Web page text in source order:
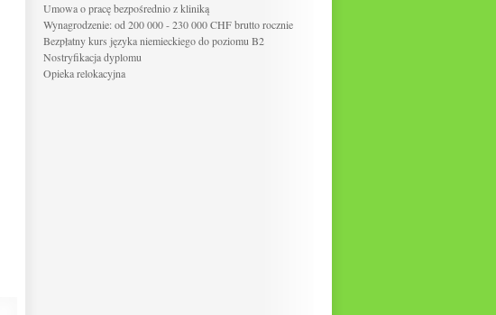
Umowa o pracę bezpośrednio z kliniką
Wynagrodzenie: od 200 000 - 230 000 CHF brutto rocznie
Bezpłatny kurs języka niemieckiego do poziomu B2
Nostryfikacja dyplomu
Opieka relokacyjna